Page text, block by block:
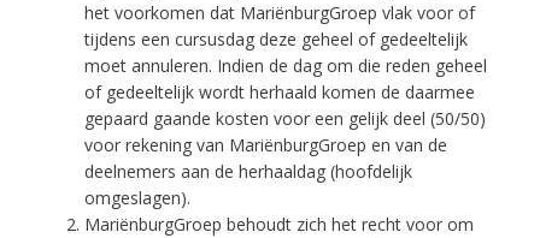
het voorkomen dat MariënburgGroep vlak voor of
tijdens een cursusdag deze geheel of gedeeltelijk
moet annuleren. Indien de dag om die reden geheel
of gedeeltelijk wordt herhaald komen de daarmee
gepaard gaande kosten voor een gelijk deel (50/50)
voor rekening van MariënburgGroep en van de
deelnemers aan de herhaaldag (hoofdelijk
omgeslagen).
MariënburgGroep behoudt zich het recht voor om